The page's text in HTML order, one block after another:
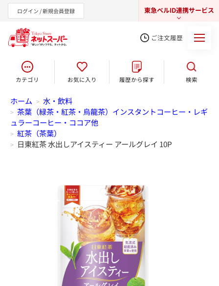
ログイン / 新規会員登録 東急ベルID連携サービス
東急オンラインショップ
ご注文履歴
カテゴリ お気に入り 履歴から探す 検索
ホーム > 水・飲料
> 茶葉（緑茶・紅茶・烏龍茶）インスタントコーヒー・レギ
ュラーコーヒー・ココア他
> 紅茶（茶葉）
> 日東紅茶 水出しアイスティー アールグレイ 10P